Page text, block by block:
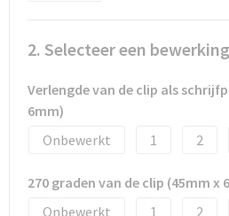
2. Selecteer een bewerking
Verlengde van de clip als
6mm)
Onbewerkt
1 2
270 graden van de clip (45mm x
Onbewerkt
1 2